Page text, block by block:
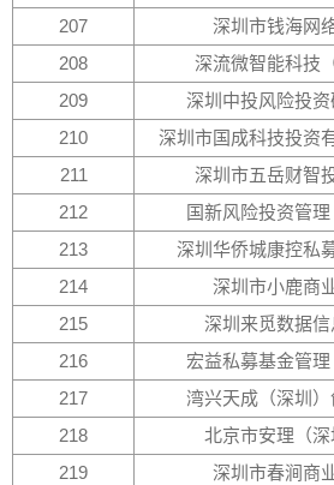
207
深圳市钱海网
208
深流微智能科技
209
深圳中投风险投
210
深圳市国成科技投资
211
深圳市五岳财智
212
国新风险投资管
213
深圳华侨城康控私
214
深圳市小鹿商
215
深圳来觅数据
216
宏益私募基金管
217
湾兴天成（深圳
218
北京市安理（
219
深圳市春涧商